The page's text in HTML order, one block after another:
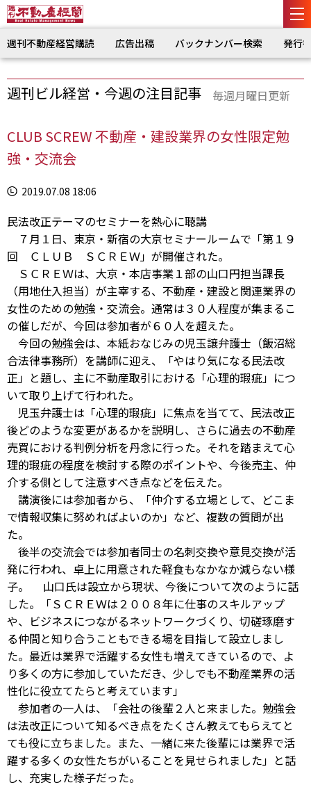
週刊不動産経営購読 広告出稿 バックナンバー検索 発行
週刊ビル経営・今週の注目記事 毎週月曜日更新
CLUB SCREW 不動産・建設業界の女性限定勉
強・交流会
2019.07.08 18:06
民法改正テーマのセミナーを熱心に聴講
７月１日、東京・新宿の大京セミナールームで「第１９
回 ＣＬＵＢ ＳＣＲＥＷ」が開催された。
ＳＣＲＥＷは、大京・本店事業１部の山口円担当課長
（用地仕入担当）が主宰する、不動産・建設と関連業界の
女性のための勉強・交流会。通常は３０人程度が集まるこ
の催しだが、今回は参加者が６０人を超えた。
今回の勉強会は、本紙おなじみの児玉譲弁護士（飯沼総
合法律事務所）を講師に迎え、「やはり気になる民法改
正」と題し、主に不動産取引における「心理的瑕疵」につ
いて取り上げて行われた。
児玉弁護士は「心理的瑕疵」に焦点を当てて、民法改正
後どのような変更があるかを説明し、さらに過去の不動産
売買における判例分析を丹念に行った。それを踏まえて心
理的瑕疵の程度を検討する際のポイントや、今後売主、仲
介する側として注意すべき点などを伝えた。
講演後には参加者から、「仲介する立場として、どこま
で情報収集に努めればよいのか」など、複数の質問が出
た。
後半の交流会では参加者同士の名刺交換や意見交換が活
発に行われ、卓上に用意された軽食もなかなか減らない様
子。 山口氏は設立から現状、今後について次のように話
した。「ＳＣＲＥＷは２００８年に仕事のスキルアップ
や、ビジネスにつながるネットワークづくり、切磋琢磨す
る仲間と知り合うこともできる場を目指して設立しまし
た。最近は業界で活躍する女性も増えてきているので、よ
り多くの方に参加していただき、少しでも不動産業界の活
性化に役立てたらと考えています」
参加者の一人は、「会社の後輩２人と来ました。勉強会
は法改正について知るべき点をたくさん教えてもらえてと
ても役に立ちました。また、一緒に来た後輩には業界で活
躍する多くの女性たちがいることを見せられました」と話
し、充実した様子だった。